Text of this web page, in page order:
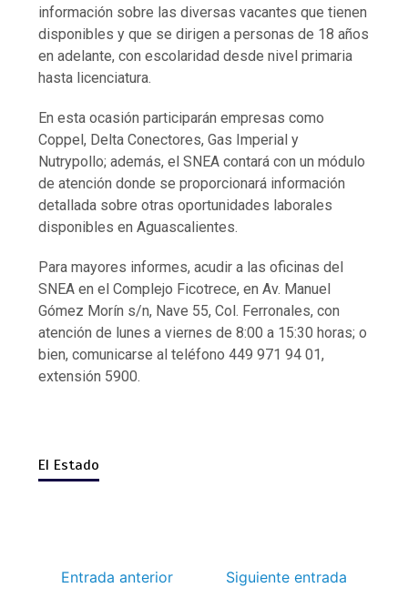
información sobre las diversas vacantes que tienen
disponibles y que se dirigen a personas de 18 años
en adelante, con escolaridad desde nivel primaria
hasta licenciatura.
En esta ocasión participarán empresas como
Coppel, Delta Conectores, Gas Imperial y
Nutrypollo; además, el SNEA contará con un módulo
de atención donde se proporcionará información
detallada sobre otras oportunidades laborales
disponibles en Aguascalientes.
Para mayores informes, acudir a las oficinas del
SNEA en el Complejo Ficotrece, en Av. Manuel
Gómez Morín s/n, Nave 55, Col. Ferronales, con
atención de lunes a viernes de 8:00 a 15:30 horas; o
bien, comunicarse al teléfono 449 971 94 01,
extensión 5900.
El Estado
Entrada anterior Siguiente entrada